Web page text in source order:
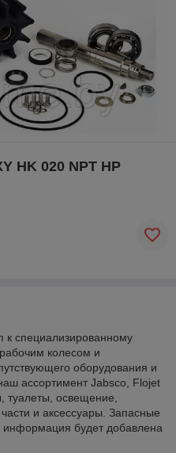
HK 020 NPT HP
к специализированному
колесом и
оборудования и
ассортимент Jabsco, Flojet
туалеты, освещение,
и аксессуары. Запасные
информация будет добавлена